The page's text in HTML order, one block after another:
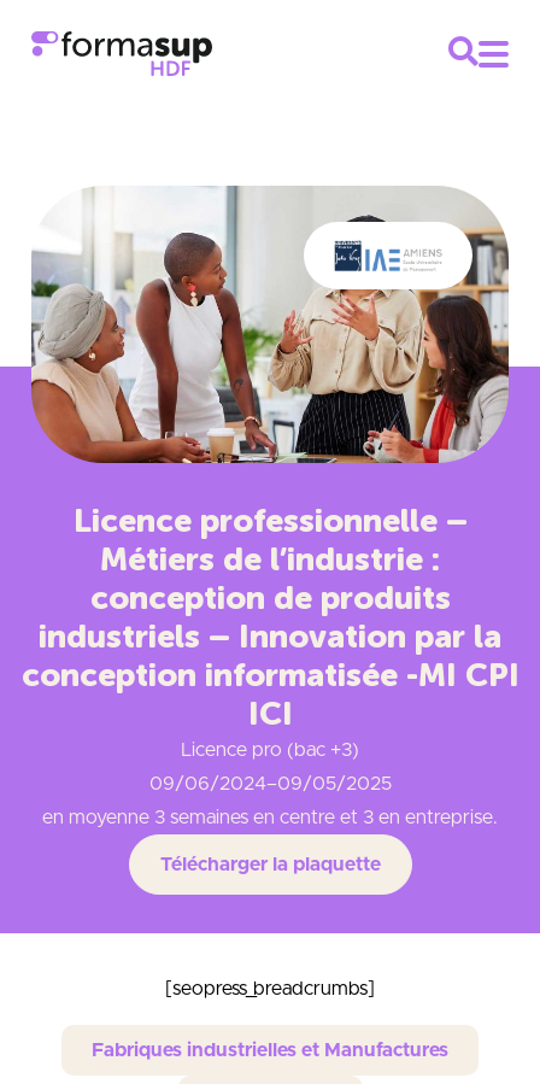
Licence professionnelle –
Métiers de l’industrie :
conception de produits
industriels – Innovation par la
conception informatisée -MI CPI
ICI
Licence pro (bac +3)
09/06/2024–09/05/2025
en moyenne 3 semaines en centre et 3 en entreprise.
Télécharger la plaquette
[seopress_breadcrumbs]
Fabriques industrielles et Manufactures